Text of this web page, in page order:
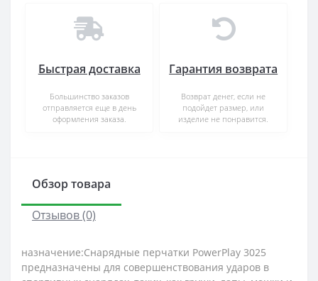
Быстрая доставка
Большинство заказов
отправляется еще в день
оформления заказа.
Гарантия возврата
Возврат денег, если не
подойдет размер, или
изделие не понравится.
Обзор товара
Отзывов (0)
назначение:Снарядные перчатки PowerPlay 3025
предназначены для совершенствования ударов в